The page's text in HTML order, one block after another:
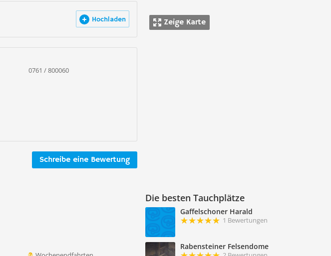
Zeige Karte
Die besten Tauchplätze
Gaffelschoner Harald
1 Bewertungen
Rabensteiner Felsendome
Hochladen
0761 / 800060
Schreibe eine Bewertung